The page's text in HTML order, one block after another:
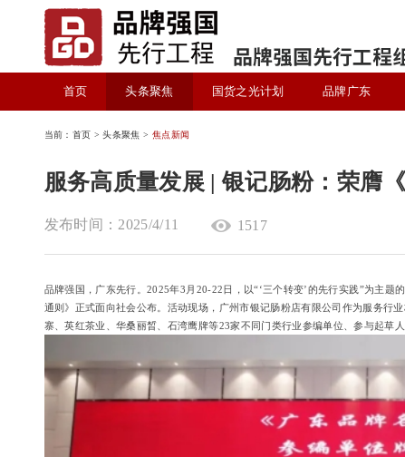
首页 头条聚焦 国货之光计划 品牌广东
当前：首页 > 头条聚焦 > 焦点新闻
服务高质量发展 | 银记肠粉：荣膺
发布时间：2025/4/11 1517
品牌强国，广东先行。2025年3月20-22日，以“‘三个转变’的先行实践”为主
通则》正式面向社会公布。活动现场，广州市银记肠粉店有限公司作为服务行
寨、英红茶业、华桑丽晳、石湾鹰牌等23家不同门类行业参编单位、参与起草人